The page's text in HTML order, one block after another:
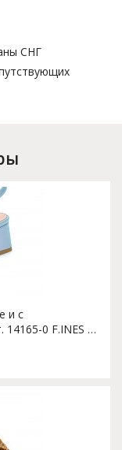
СНГ
и с
0 F.INES T.